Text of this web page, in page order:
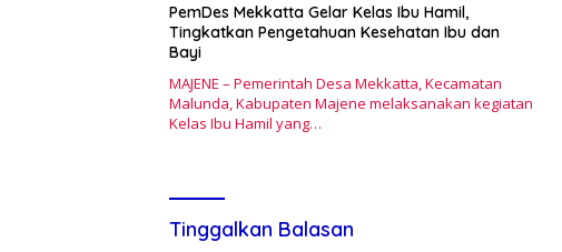
PemDes Mekkatta Gelar Kelas Ibu Hamil,
Tingkatkan Pengetahuan Kesehatan Ibu dan
Bayi
MAJENE – Pemerintah Desa Mekkatta, Kecamatan
Malunda, Kabupaten Majene melaksanakan kegiatan
Kelas Ibu Hamil yang…
Tinggalkan Balasan